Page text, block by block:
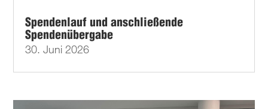
Spendenlauf und anschließende
Spendenübergabe
30. Juni 2026